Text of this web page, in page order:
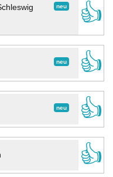
neu
👍
neu
👍
neu
👍
👍